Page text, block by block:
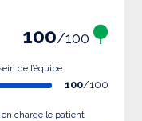
100/100
de l’équipe
100/100
charge le patient